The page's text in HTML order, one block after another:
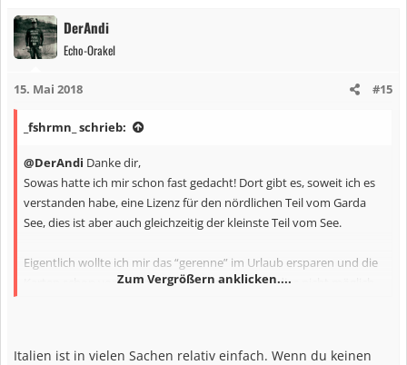
a
k
t
o
e
:
DerAndi
Echo-Orakel
15. Mai 2018 #15
_fshrmn_ schrieb:
@DerAndi Danke dir,
Sowas hatte ich mir schon fast gedacht! Dort gibt es, soweit ich es
verstanden habe, eine Lizenz für den nördlichen Teil vom Garda
See, dies ist aber auch gleichzeitig der kleinste Teil vom See.
Eigentlich wollte ich mir das “gerenne” im Urlaub ersparen und die
Karten schon vorher kaufen. Allerdings scheint dies nicht möglich
Zum Vergrößern anklicken....
Italien ist in vielen Sachen relativ einfach. Wenn du keinen